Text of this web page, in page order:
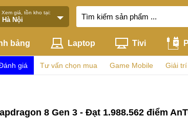
Xem giá, tồn kho tại:
bảng Laptop Tivi
giá Tư vấn chọn mua Game Mobile Giải trí
8 Gen 3 - Đạt 1.988.562 điểm